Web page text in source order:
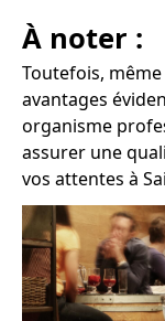
À noter :
Toutefois,
avantages
organisme
assurer une
vos attentes à